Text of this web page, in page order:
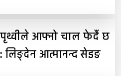
पृथ्वीले आफ्नो चाल फेर्दै छ
: लिङ्देन आत्मानन्द सेइङ